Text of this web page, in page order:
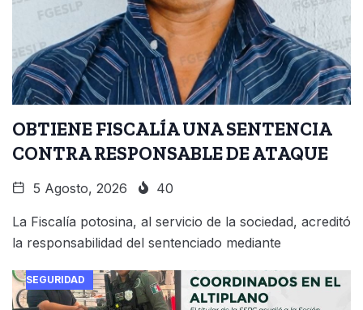
OBTIENE FISCALÍA UNA SENTENCIA
CONTRA RESPONSABLE DE ATAQUE
5 Agosto, 2026 40
La Fiscalía potosina, al servicio de la sociedad, acreditó
la responsabilidad del sentenciado mediante
SEGURIDAD